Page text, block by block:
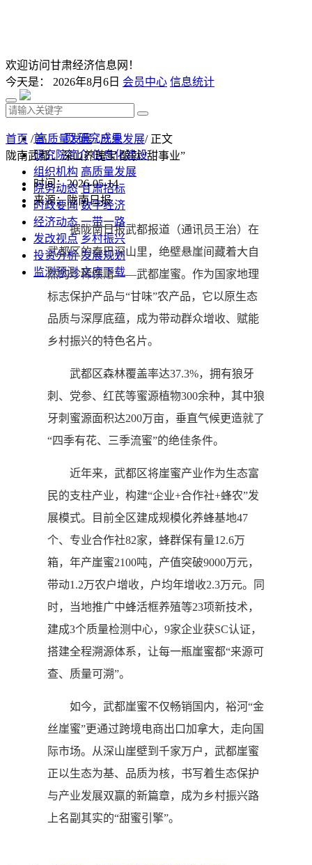
欢迎访问甘肃经济信息网！
今天是： 2026年8月6日 会员中心 信息统计
首 页 研究成果
研究院简介 信息化建设
组织机构 高质量发展
院务动态 甘肃招标
时政要闻 数字经济
经济动态 一带一路
发改视点 乡村振兴
投资分析 发展规划
监测预测 文库下载
首页 /高质量发展/产业发展/ 正文
陇南武都：深山养瑰宝 酿就“甜事业”
时间：2026-05-14
来源：陇南日报
据陇南日报武都报道（通讯员王治）在
武都区的秦巴深山里，绝壁悬崖间藏着大自
然的珍稀馈赠——武都崖蜜。作为国家地理
标志保护产品与“甘味”农产品，它以原生态
品质与深厚底蕴，成为带动群众增收、赋能
乡村振兴的特色名片。
武都区森林覆盖率达37.3%，拥有狼牙
刺、党参、红芪等蜜源植物300余种，其中狼
牙刺蜜源面积达200万亩，垂直气候更造就了
“四季有花、三季流蜜”的绝佳条件。
近年来，武都区将崖蜜产业作为生态富
民的支柱产业，构建“企业+合作社+蜂农”发
展模式。目前全区建成规模化养蜂基地47
个、专业合作社82家，蜂群保有量12.6万
箱，年产崖蜜2100吨，产值突破9000万元，
带动1.2万农户增收，户均年增收2.3万元。同
时，当地推广中蜂活框养殖等23项新技术，
建成3个质量检测中心，9家企业获SC认证，
搭建全程溯源体系，让每一瓶崖蜜都“来源可
查、质量可溯”。
如今，武都崖蜜不仅畅销国内，裕河“金
丝崖蜜”更通过跨境电商出口加拿大，走向国
际市场。从深山崖壁到千家万户，武都崖蜜
正以生态为基、品质为核，书写着生态保护
与产业发展双赢的新篇章，成为乡村振兴路
上名副其实的“甜蜜引擎”。